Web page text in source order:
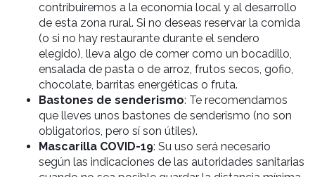
contribuiremos a la economía local y al desarrollo
de esta zona rural. Si no deseas reservar la comida
(o si no hay restaurante durante el sendero
elegido), lleva algo de comer como un bocadillo,
ensalada de pasta o de arroz, frutos secos, gofio,
chocolate, barritas energéticas o fruta.
Bastones de senderismo: Te recomendamos
que lleves unos bastones de senderismo (no son
obligatorios, pero sí son útiles).
Mascarilla COVID-19: Su uso será necesario
según las indicaciones de las autoridades sanitarias